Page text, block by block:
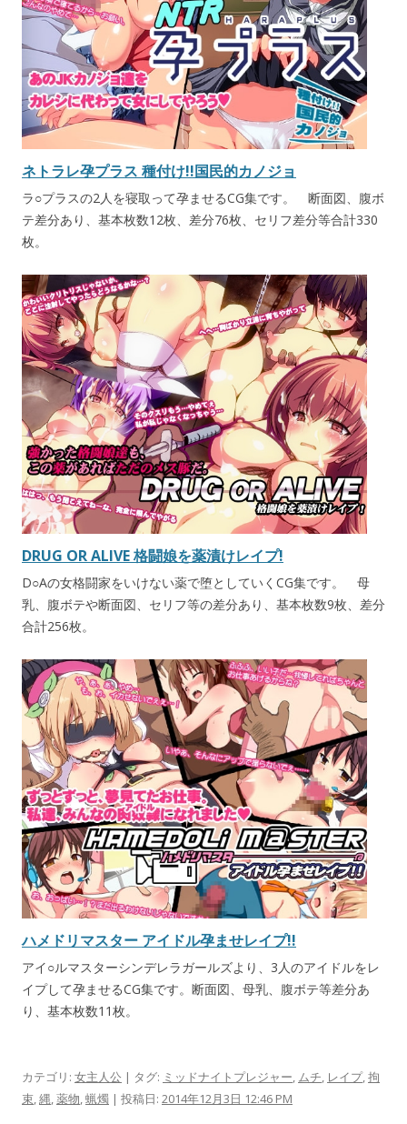
ネトラレ孕プラス 種付け!!国民的カノジョ
ラ○プラスの2人を寝取って孕ませるCG集です。 断面図、腹ボ
テ差分あり、基本枚数12枚、差分76枚、セリフ差分等合計330
枚。
DRUG OR ALIVE 格闘娘を薬漬けレイプ!
D○Aの女格闘家をいけない薬で堕としていくCG集です。 母
乳、腹ボテや断面図、セリフ等の差分あり、基本枚数9枚、差分
合計256枚。
ハメドリマスター アイドル孕ませレイプ!!
アイ○ルマスターシンデレラガールズより、3人のアイドルをレ
イプして孕ませるCG集です。断面図、母乳、腹ボテ等差分あ
り、基本枚数11枚。
カテゴリ: 女主人公 | タグ: ミッドナイトプレジャー, ムチ, レイプ,拘
束,縄,薬物,蝋燭 | 投稿日: 2014年12月3日 12:46 PM